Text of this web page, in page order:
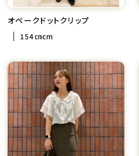
オペークドットクリップ
154㎝cm